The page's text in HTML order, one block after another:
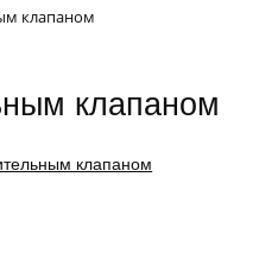
клапаном
клапаном